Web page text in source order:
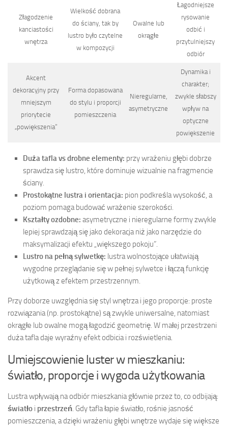
Złagodzenie
kanciastości
wnętrza
Wielkość dobrana
do ściany, tak by
lustro było czytelne
w kompozycji
Owalne lub
okrągłe
Łagodniejsze
rysowanie
odbić i
przytulniejszy
odbiór
Akcent
dekoracyjny przy
mniejszym
priorytecie
„powiększenia”
Forma dopasowana
do stylu i proporcji
pomieszczenia
Nieregularne,
asymetryczne
Dynamika i
charakter;
zwykle słabszy
wpływ na
optyczne
powiększenie
Duża tafla vs drobne elementy: przy wrażeniu głębi dobrze
sprawdza się lustro, które dominuje wizualnie na fragmencie
ściany.
Prostokątne lustra i orientacja: pion podkreśla wysokość, a
poziom pomaga budować wrażenie szerokości.
Kształty ozdobne: asymetryczne i nieregularne formy zwykle
lepiej sprawdzają się jako dekoracja niż jako narzędzie do
maksymalizacji efektu „większego pokoju”.
Lustro na pełną sylwetkę: lustra wolnostojące ułatwiają
wygodne przeglądanie się w pełnej sylwetce i łączą funkcję
użytkową z efektem przestrzennym.
Przy doborze uwzględnia się styl wnętrza i jego proporcje: proste
rozwiązania (np. prostokątne) są zwykle uniwersalne, natomiast
okrągłe lub owalne mogą łagodzić geometrię. W małej przestrzeni
duża tafla daje wyraźny efekt odbicia i rozświetlenia.
Umiejscowienie luster w mieszkaniu:
światło, proporcje i wygoda użytkowania
Lustra wpływają na odbiór mieszkania głównie przez to, co odbijają:
światło i przestrzeń. Gdy tafla łapie światło, rośnie jasność
pomieszczenia, a dzięki wrażeniu głębi wnętrze wydaje się większe